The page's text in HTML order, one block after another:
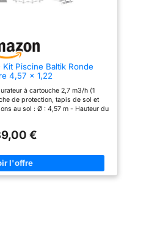
pièces détachées et
Piscine Baltik Ronde
4,57 x 1,22
à cartouche 2,7 m3/h (1
de protection, tapis de sol et
au sol : Ø : 4,57 m - Hauteur du
: 16,8 m3
€